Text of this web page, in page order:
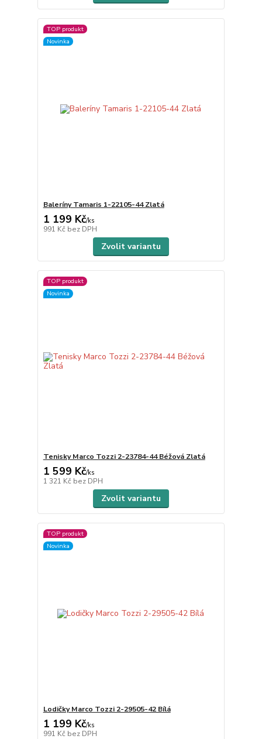
TOP produkt
Novinka
Baleríny Tamaris 1-22105-44 Zlatá
1 199 Kč/ks
991 Kč bez DPH
Zvolit variantu
TOP produkt
Novinka
Tenisky Marco Tozzi 2-23784-44 Béžová Zlatá
1 599 Kč/ks
1 321 Kč bez DPH
Zvolit variantu
TOP produkt
Novinka
Lodičky Marco Tozzi 2-29505-42 Bílá
1 199 Kč/ks
991 Kč bez DPH